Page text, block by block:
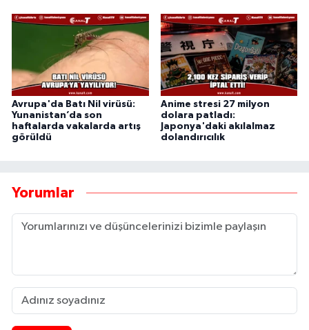
Avrupa'da Batı Nil virüsü:
Yunanistan’da son
haftalarda vakalarda artış
görüldü
Anime stresi 27 milyon
dolara patladı:
Japonya'daki akılalmaz
dolandırıcılık
Yorumlar